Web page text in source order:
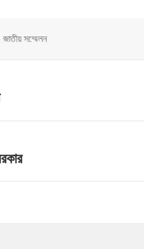
Categories
জাতীয় সম্মেলন